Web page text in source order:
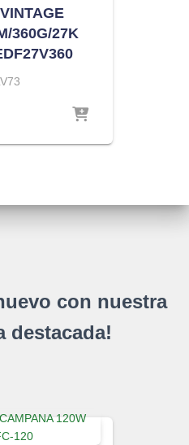
360G/27K
con nuestra
destacada!